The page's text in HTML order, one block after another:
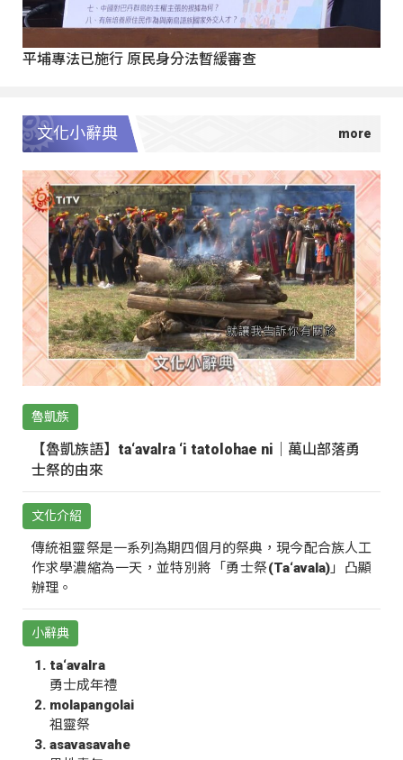
平埔專法已施行 原民身分法暫緩審查
文化小辭典
魯凱族
【魯凱族語】ta‘avalra ‘i tatolohae ni｜萬山部落勇
士祭的由來
文化介紹
傳統祖靈祭是一系列為期四個月的祭典，現今配合族人工
作求學濃縮為一天，並特別將「勇士祭(Ta‘avala)」凸顯
辦理。
小辭典
ta‘avalra
勇士成年禮
molapangolai
祖靈祭
asavasavahe